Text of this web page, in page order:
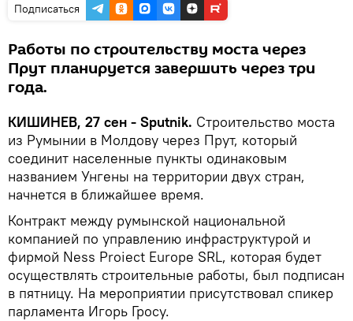
Подписаться
Работы по строительству моста через
Прут планируется завершить через три
года.
КИШИНЕВ, 27 сен - Sputnik. Строительство моста
из Румынии в Молдову через Прут, который
соединит населенные пункты одинаковым
названием Унгены на территории двух стран,
начнется в ближайшее время.
Контракт между румынской национальной
компанией по управлению инфраструктурой и
фирмой Ness Proiect Europe SRL, которая будет
осуществлять строительные работы, был подписан
в пятницу. На мероприятии присутствовал спикер
парламента Игорь Гросу.